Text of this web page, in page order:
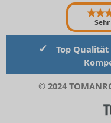
✓ Top Qualität
© 2024